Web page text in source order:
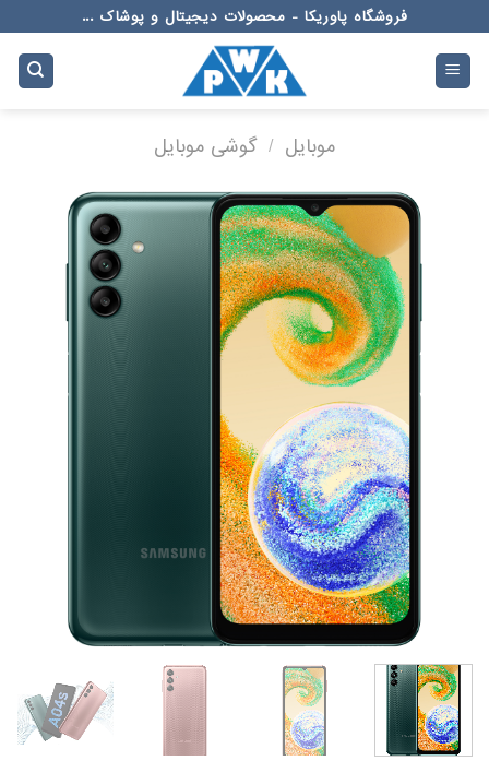
to
content
فروشگاه پاوریکا - محصولات دیجیتال و پوشاک ...
موبایل / گوشی موبایل